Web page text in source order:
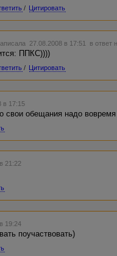
/ Цитировать
27.08.2008 в 17:51 в ответ
ППКС))))
/ Цитировать
в 17:15
свои обещания надо
21:22
19:24
поучаствовать)